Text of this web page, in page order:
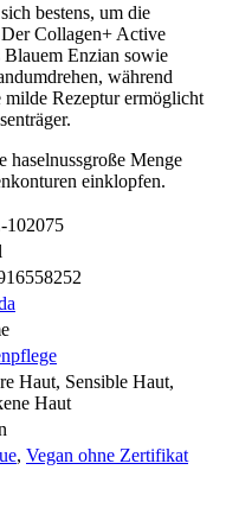
bestens, um die
Collagen+ Active
Enzian sowie
während
Rezeptur ermöglicht
haselnussgroße Menge
einklopfen.
102075
Haut, Sensible Haut,
Haut
, Vegan ohne Zertifikat